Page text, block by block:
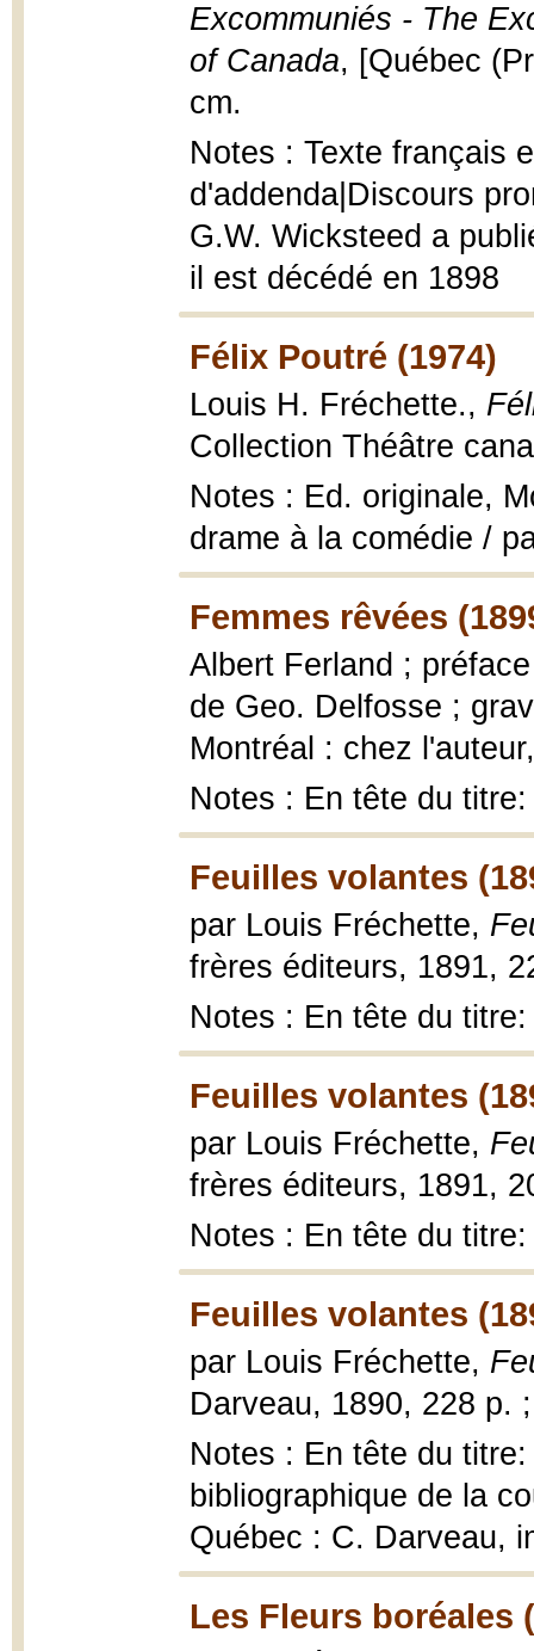
Excommuniés - The
of Canada, [Québec
cm.
Notes : Texte français
d'addenda|Discours
G.W. Wicksteed a
il est décédé en 1898
Félix Poutré (1974)
Louis H. Fréchette.,
Collection Théâtre
Notes : Ed. originale,
drame à la comédie /
Femmes rêvées
Albert Ferland ;
de Geo. Delfosse ;
Montréal : chez
Notes : En tête du
Feuilles volantes
par Louis Fréchette,
frères éditeurs, 1891,
Notes : En tête du
Feuilles volantes
par Louis Fréchette,
frères éditeurs, 1891,
Notes : En tête du
Feuilles volantes
par Louis Fréchette,
Darveau, 1890, 228 p.
Notes : En tête du
bibliographique de la
Québec : C. Darveau,
Les Fleurs boréales